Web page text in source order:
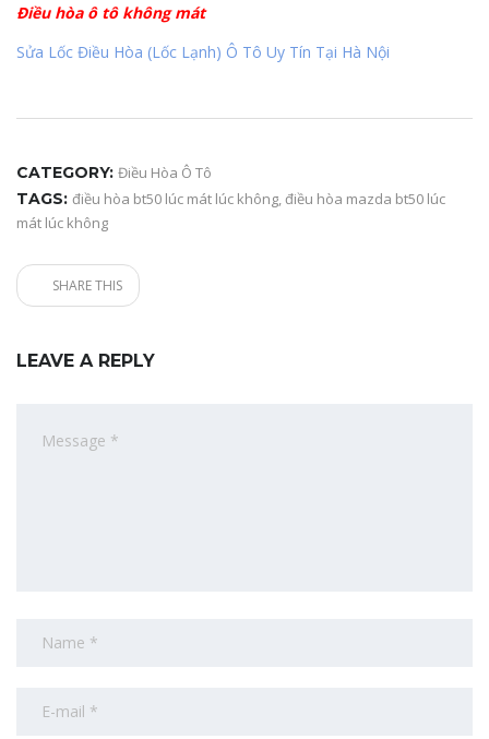
Điều hòa ô tô không mát
Sửa Lốc Điều Hòa (Lốc Lạnh) Ô Tô Uy Tín Tại Hà Nội
CATEGORY: Điều Hòa Ô Tô
TAGS: điều hòa bt50 lúc mát lúc không,điều hòa mazda bt50 lúc
mát lúc không
SHARE THIS
LEAVE A REPLY